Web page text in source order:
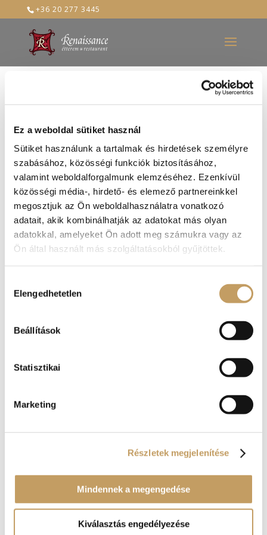
Ez a weboldal sütiket használ
Sütiket használunk a tartalmak és hirdetések személyre
szabásához, közösségi funkciók biztosításához,
valamint weboldalforgalmunk elemzéséhez. Ezenkívül
közösségi média-, hirdető- és elemező partnereinkkel
megosztjuk az Ön weboldalhasználatra vonatkozó
adatait, akik kombinálhatják az adatokat más olyan
adatokkal, amelyeket Ön adott meg számukra vagy az
Ön által használt más szolgáltatásokból gyűjtöttek.
kiválasztása
Elengedhetetlen
Beállítások
Statisztikai
Marketing
Részletek megjelenítése
Mindennek a megengedése
Kiválasztás engedélyezése
+36 20 277 3445